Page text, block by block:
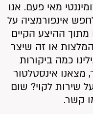
מאי פעם. אנו
אינפורמציה על
מתוך ההיצע הקיים
או זה שיצר
כמה ביקורות
מצאנו אינסטלטור
שירות לקוי? שום
קשר.